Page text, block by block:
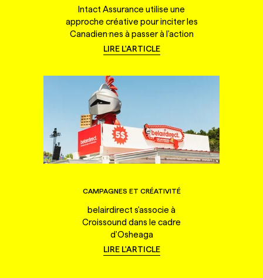
Intact Assurance utilise une
approche créative pour inciter les
Canadien·nes à passer à l'action
LIRE L'ARTICLE
CAMPAGNES ET CRÉATIVITÉ
belairdirect s'associe à
Croissound dans le cadre
d'Osheaga
LIRE L'ARTICLE